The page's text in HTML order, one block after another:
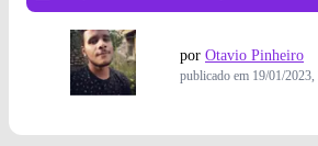
por Otavio Pinheiro
publicado em 19/01/2023,